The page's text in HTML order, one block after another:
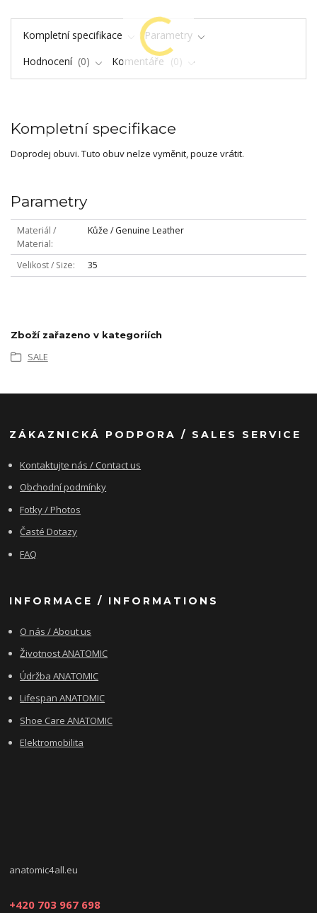
Kompletní specifikace
Parametry
Hodnocení
0 Komentáře 0
Kompletní specifikace
Doprodej obuvi. Tuto obuv nelze vyměnit, pouze vrátit.
Parametry
Materiál /
Material
Kůže / Genuine Leather
Velikost / Size 35
Zboží zařazeno v kategoriích
SALE
ZÁKAZNICKÁ PODPORA / SALES SERVICE
Kontaktujte nás / Contact us
Obchodní podmínky
Fotky / Photos
Časté Dotazy
FAQ
INFORMACE / INFORMATIONS
O nás / About us
Životnost ANATOMIC
Údržba ANATOMIC
Lifespan ANATOMIC
Shoe Care ANATOMIC
Elektromobilita
anatomic4all.eu
+420 703 967 698